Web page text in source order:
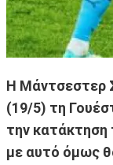
Η Μάντσεστερ
(19/5) τη
την κατάκτηση
με αυτό όμως